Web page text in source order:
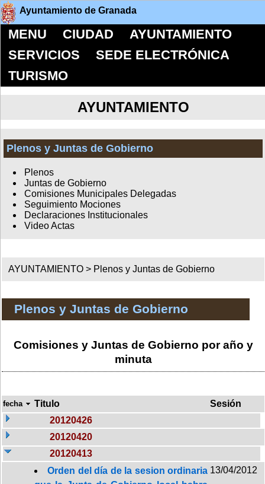
Ayuntamiento de Granada
MENU CIUDAD
AYUNTAMIENTO
SERVICIOS
SEDE ELECTRÓNICA
TURISMO
AYUNTAMIENTO
Plenos y Juntas de Gobierno
Plenos
Juntas de Gobierno
Comisiones Municipales Delegadas
Seguimiento Mociones
Declaraciones Institucionales
Video Actas
AYUNTAMIENTO > Plenos y Juntas de Gobierno
Plenos y Juntas de Gobierno
Comisiones y Juntas de Gobierno por año y
minuta
fecha Titulo
Sesión
20120426
20120420
20120413
Orden del día de la sesion ordinaria 13/04/2012